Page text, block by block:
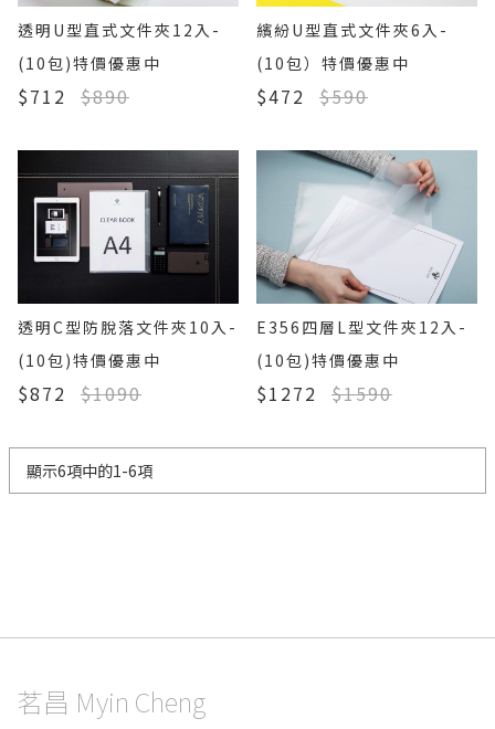
透明U型直式文件夾12入-
(10包)特價優惠中
$712 $890
繽紛U型直式文件夾6入-
(10包）特價優惠中
$472 $590
透明C型防脫落文件夾10入-
(10包)特價優惠中
$872 $1090
E356四層L型文件夾12入-
(10包)特價優惠中
$1272 $1590
顯示6項中的1-6項
茗昌 Myin Cheng